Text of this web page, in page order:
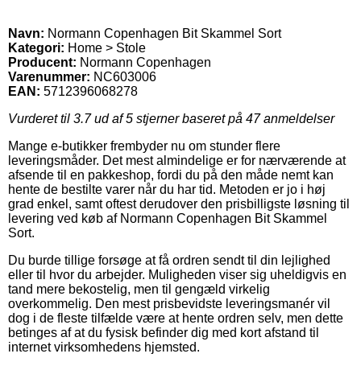
Navn: Normann Copenhagen Bit Skammel Sort
Kategori: Home > Stole
Producent: Normann Copenhagen
Varenummer: NC603006
EAN: 5712396068278
Vurderet til 3.7ud af 5 stjerner baseret på 47anmeldelser
Mange e-butikker frembyder nu om stunder flere
leveringsmåder. Det mest almindelige er for nærværende at
afsende til en pakkeshop, fordi du på den måde nemt kan
hente de bestilte varer når du har tid. Metoden er jo i høj
grad enkel, samt oftest derudover den prisbilligste løsning til
levering ved køb af Normann Copenhagen Bit Skammel
Sort.
Du burde tillige forsøge at få ordren sendt til din lejlighed
eller til hvor du arbejder. Muligheden viser sig uheldigvis en
tand mere bekostelig, men til gengæld virkelig
overkommelig. Den mest prisbevidste leveringsmanér vil
dog i de fleste tilfælde være at hente ordren selv, men dette
betinges af at du fysisk befinder dig med kort afstand til
internet virksomhedens hjemsted.